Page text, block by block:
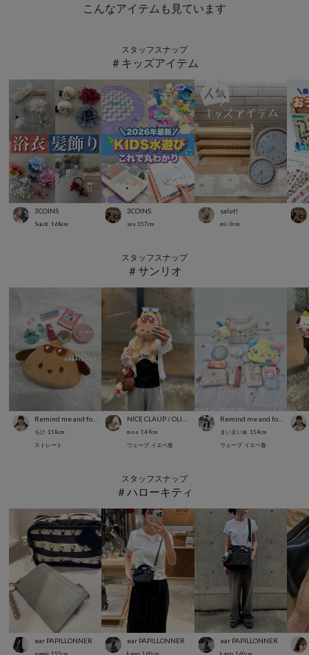
こんなアイテムも見ています
スタッフスナップ
＃キッズアイテム
3COINS
Suu☺︎ 168cm
3COINS
aya 157cm
salut!
mii 0cm
スタッフスナップ
＃サンリオ
ちひ 158cm
ストレート
m o e 149cm
ウェーブ イエベ春
Remind me and forever
まいまい🎀 154cm
ウェーブ イエベ春
スタッフスナップ
＃ハローキティ
ear PAPILLONNER
yummi 155cm
ear PAPILLONNER
karen 160cm
ear PAPILLONNER
karen 160cm